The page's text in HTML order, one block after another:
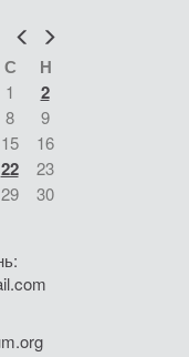
Попер
С Н
1 2
8
9
15
16
22
23
29
30